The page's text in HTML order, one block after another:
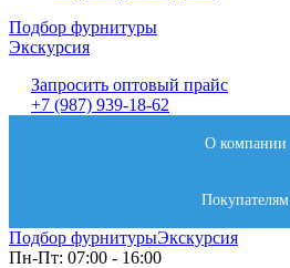
Подбор фурнитуры
Экскурсия
Запросить оптовый прайс
+7 (987) 939-18-62
О компании
Покупателям
Подбор фурнитурыЭкскурсия
Пн-Пт: 07:00 - 16:00